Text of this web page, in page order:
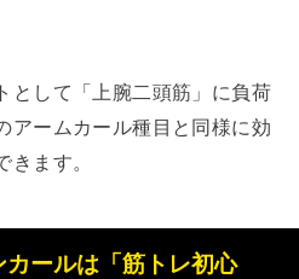
として「上腕二頭筋」に負荷
アームカール種目と同様に効
ます。
ールは「筋トレ初心